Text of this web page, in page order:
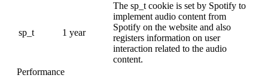
sp_t 1 year
The sp_t cookie is set by Spotify to
implement audio content from
Spotify on the website and also
registers information on user
interaction related to the audio
content.
Performance